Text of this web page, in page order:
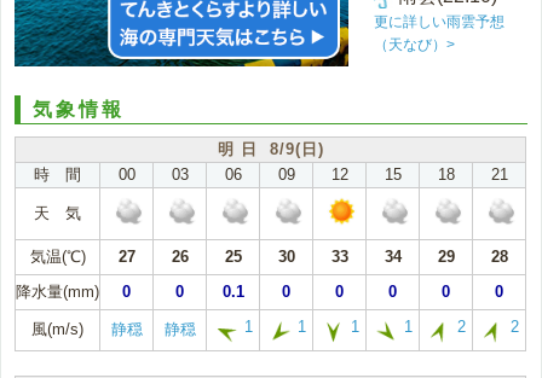
更に詳しい雨雲予想
（天なび）>
気象情報
明 日 8/9(日)
時 間
00 03 06 09 12 15 18 21
天 気
気温(℃) 27 26 25 30 33 34 29
28
降水量(mm)
0 0 0.1 0 0 0 0 0
風(m/s) 静穏 静穏 1 1 1 1 2 2